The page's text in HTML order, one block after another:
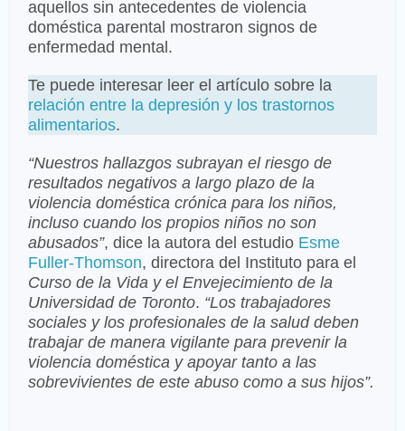
aquellos sin antecedentes de violencia
doméstica parental mostraron signos de
enfermedad mental.
Te puede interesar leer el artículo sobre la
relación entre la depresión y los trastornos
alimentarios.
“Nuestros hallazgos subrayan el riesgo de
resultados negativos a largo plazo de la
violencia doméstica crónica para los niños,
incluso cuando los propios niños no son
abusados”, dice la autora del estudio Esme
Fuller-Thomson, directora del Instituto para el
Curso de la Vida y el Envejecimiento de la
Universidad de Toronto. “Los trabajadores
sociales y los profesionales de la salud deben
trabajar de manera vigilante para prevenir la
violencia doméstica y apoyar tanto a las
sobrevivientes de este abuso como a sus hijos”.